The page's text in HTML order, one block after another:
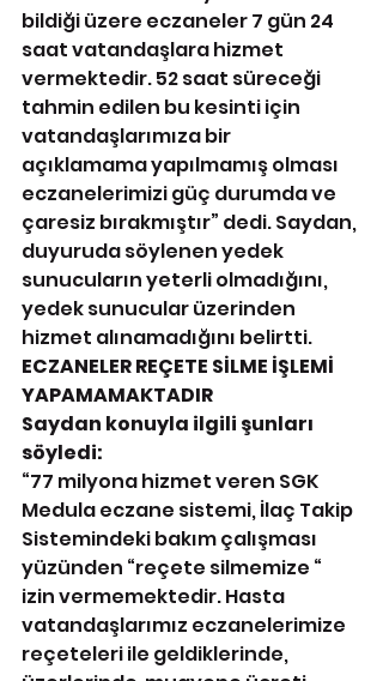
bildiği üzere eczaneler 7 gün 24
saat vatandaşlara hizmet
vermektedir. 52 saat süreceği
tahmin edilen bu kesinti için
vatandaşlarımıza bir
açıklamama yapılmamış olması
eczanelerimizi güç durumda ve
çaresiz bırakmıştır” dedi. Saydan,
duyuruda söylenen yedek
sunucuların yeterli olmadığını,
yedek sunucular üzerinden
hizmet alınamadığını belirtti.
ECZANELER REÇETE SİLME İŞLEMİ
YAPAMAMAKTADIR
Saydan konuyla ilgili şunları
söyledi:
“77 milyona hizmet veren SGK
Medula eczane sistemi, İlaç Takip
Sistemindeki bakım çalışması
yüzünden “reçete silmemize “
izin vermemektedir. Hasta
vatandaşlarımız eczanelerimize
reçeteleri ile geldiklerinde,